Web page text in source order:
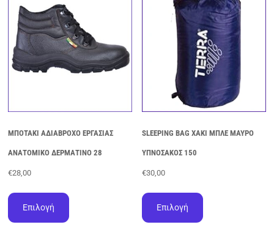
ΜΠΟΤΑΚΙ ΑΔΙΑΒΡΟΧΟ ΕΡΓΑΣΙΑΣ
ΑΝΑΤΟΜΙΚΟ ΔΕΡΜΑΤΙΝΟ 28
€28,00
Επιλογή
προϊόν
SLEEPING BAG ΧΑΚΙ ΜΠΛΕ ΜΑΥΡΟ
ΥΠΝΟΣΑΚΟΣ 150
€30,00
Επιλογή
προϊόν